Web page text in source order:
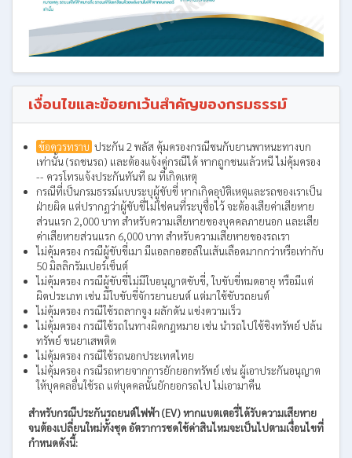
เงื่อนไขและข้อยกเว้นสำคัญของกรมธรรม์
ข้อควรทราบ ประกัน 2 พลัส คุ้มครองกรณีชนกับยานพาหนะทางบก
เท่านั้น (รถชนรถ) และต้องแจ้งคู่กรณีได้ หากถูกชนแล้วหนี ไม่คุ้มครอง
-- ควรโทรแจ้งประกันทันที ณ ที่เกิดเหตุ
กรณีที่เป็นกรมธรรม์แบบระบุผู้ขับขี่ หากเกิดอุบัติเหตุและรถของเราเป็น
ฝ่ายผิด แต่ปรากฏว่าผู้ขับขี่ไม่ใช่คนที่ระบุชื่อไว้ จะต้องเสียค่าเสียหาย
ส่วนแรก 2,000 บาท สำหรับความเสียหายของบุคคลภายนอก และเสีย
ค่าเสียหายส่วนแรก 6,000 บาท สำหรับความเสียหายของรถเรา
ไม่คุ้มครอง กรณีผู้ขับขี่เมา มีแอลกอฮอล์ในเส้นเลือดมากกว่าหรือเท่ากับ
50 มิลลิกรัมเปอร์เซ็นต์
ไม่คุ้มครอง กรณีผู้ขับขี่ไม่มีใบอนุญาตขับขี่, ใบขับขี่หมดอายุ หรือมีแต่
ผิดประเภท เช่น มีใบขับขี่จักรยานยนต์ แต่มาใช้ขับรถยนต์
ไม่คุ้มครอง กรณีใช้รถลากจูง ผลักดัน แข่งความเร็ว
ไม่คุ้มครอง กรณีใช้รถในทางผิดกฎหมาย เช่น นำรถไปใช้ชิงทรัพย์ ปล้น
ทรัพย์ ขนยาเสพติด
ไม่คุ้มครอง กรณีใช้รถนอกประเทศไทย
ไม่คุ้มครอง กรณีรถหายจากการยักยอกทรัพย์ เช่น ผู้เอาประกันอนุญาต
ให้บุคคลอื่นใช้รถ แต่บุคคลนั้นยักยอกรถไป ไม่เอามาคืน
สำหรับกรณีประกันรถยนต์ไฟฟ้า (EV) หากแบตเตอรี่ได้รับความเสียหาย
จนต้องเปลี่ยนใหม่ทั้งชุด อัตราการชดใช้ค่าสินไหมจะเป็นไปตามเงื่อนไขที่
กำหนดดังนี้: